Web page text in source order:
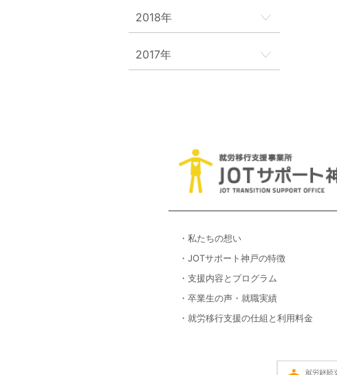
2018年
2017年
・私たちの想い
・JOTサポート神戸の特徴
・支援内容とプログラム
・卒業生の声・就職実績
・就労移行支援の仕組と利用料金